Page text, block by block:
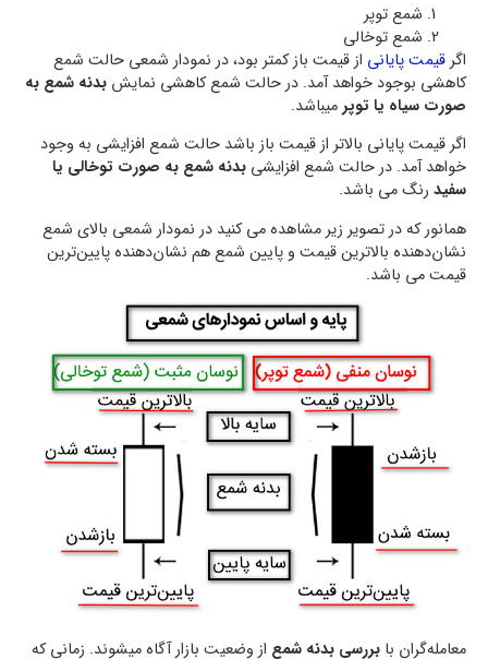
شمع توپر
شمع توخالی
قیمت پایانیاز قیمت باز کمتر بود، در نمودار شمعی حالت شمع
کاهشی بوجود خواهد آمد. در حالت شمع کاهشی نمایشبدنه شمع به
صورت سیاه یا توپرمیباشد.
اگر قیمت پایانی بالاتر از قیمت باز باشد حالت شمع افزایشی به وجود
خواهد آمد. در حالت شمع افزایشیبدنه شمع به صورت توخالی یا
سفیدرنگ می باشد.
همانور که در تصویر زیر مشاهده می کنید در نمودار شمعی بالای شمع
نشان‌دهنده بالاترین قیمت و پایین شمع هم نشان‌دهنده پایین‌ترین
قیمت می باشد.
معامله‌گران بابررسی بدنه شمعاز وضعیت بازار آگاه میشوند. زمانی که